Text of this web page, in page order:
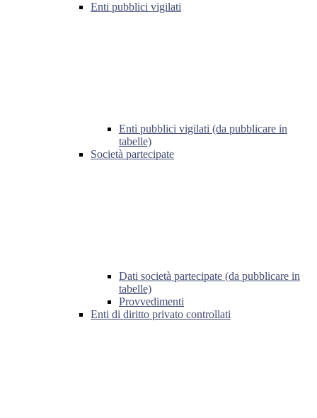
Enti pubblici vigilati
Enti pubblici vigilati (da pubblicare in
tabelle)
Società partecipate
Dati società partecipate (da pubblicare in
tabelle)
Provvedimenti
Enti di diritto privato controllati